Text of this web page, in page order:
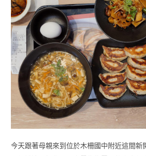
今天跟著母親來到位於木柵國中附近這間新